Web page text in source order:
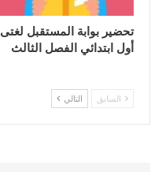
تحضير بوابة المستقبل لغتى
أول ابتدائي الفصل الثالث
السابق التالي